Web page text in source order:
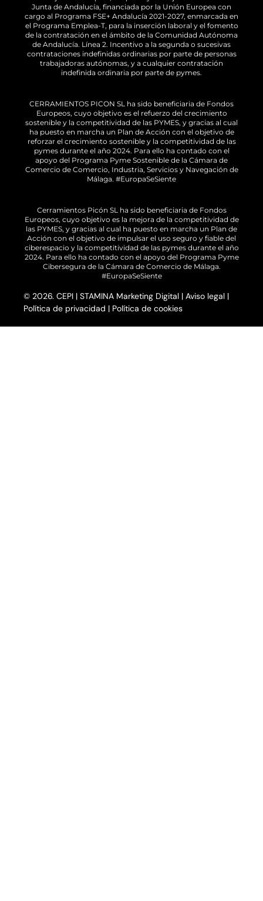
Junta de Andalucía, financiada por la Unión Europea con
cargo al Programa FSE+ Andalucía 2021-2027, enmarcada en
el Programa Emplea-T, para la inserción laboral y el fomento
de la contratación en el ámbito de la Comunidad Autónoma
de Andalucía. Línea 2. Incentivo a la segunda o sucesivas
contrataciones indefinidas ordinarias por parte de personas
trabajadoras autónomas, y a cualquier contratación
indefinida ordinaria por parte de pymes.
CERRAMIENTOS PICON SL ha sido beneficiaria de Fondos
Europeos, cuyo objetivo es el refuerzo del crecimiento
sostenible y la competitividad de las PYMES, y gracias al cual
ha puesto en marcha un Plan de Acción con el objetivo de
reforzar el crecimiento sostenible y la competitividad de las
pymes durante el año 2024. Para ello ha contado con el
apoyo del Programa Pyme Sostenible de la Cámara de
Comercio de Comercio, Industria, Servicios y Navegación de
Málaga. #EuropaSeSiente
Cerramientos Picón SL ha sido beneficiaria de Fondos
Europeos, cuyo objetivo es la mejora de la competitividad de
las PYMES, y gracias al cual ha puesto en marcha un Plan de
Acción con el objetivo de impulsar el uso seguro y fiable del
ciberespacio y la competitividad de las pymes durante el año
2024. Para ello ha contado con el apoyo del Programa Pyme
Cibersegura de la Cámara de Comercio de Málaga.
#EuropaSeSiente
© 2026. CEPI | STAMINA Marketing Digital | Aviso legal |
Política de privacidad | Política de cookies